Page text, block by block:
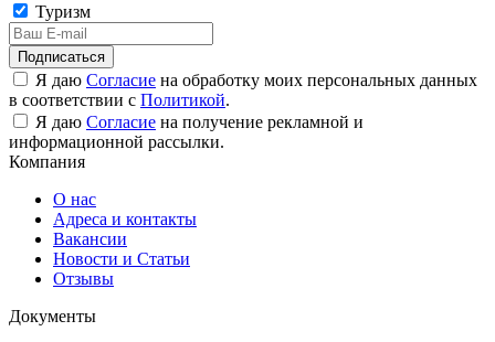
Туризм
Подписаться
Я даю Согласие на обработку моих персональных данных
в соответствии с Политикой.
Я даю Согласие на получение рекламной и
информационной рассылки.
Компания
О нас
Адреса и контакты
Вакансии
Новости и Статьи
Отзывы
Документы